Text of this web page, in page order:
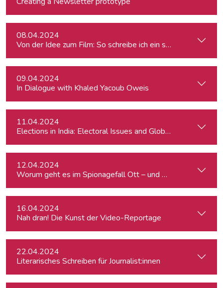
08.04.2024
Von der Idee zum Film: So schreibe ich ein schlüssiges
09.04.2024
In Dialogue with Khaled Yacoub Oweis
11.04.2024
Elections in India: Electoral Issues and Global Ambitions
12.04.2024
Worum geht es im Spionagefall Ott – und wie reagiert die
16.04.2024
Nah dran! Die Kunst der Video-Reportage
22.04.2024
Literarisches Schreiben für Journalist:innen